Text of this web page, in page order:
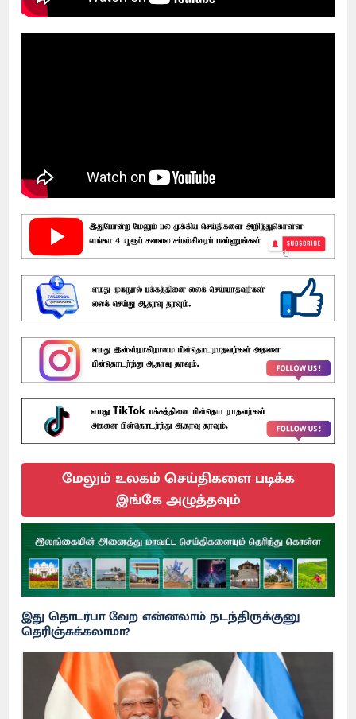
மேலும் உலகம் செய்திகளை படிக்க
இங்கே அழுத்தவும்
இது தொடர்பா வேற என்னலாம் நடந்திருக்குனு
தெரிஞ்சுக்கலாமா?